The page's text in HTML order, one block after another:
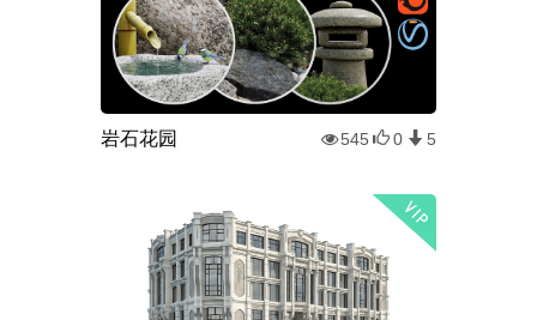
岩石花园 545 0 5